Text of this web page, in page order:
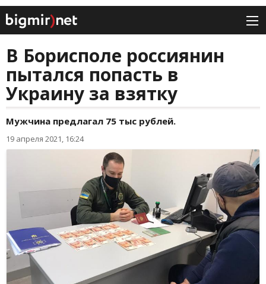
В Борисполе россиянин
пытался попасть в
Украину за взятку
Мужчина предлагал 75 тыс рублей.
19 апреля 2021, 16:24